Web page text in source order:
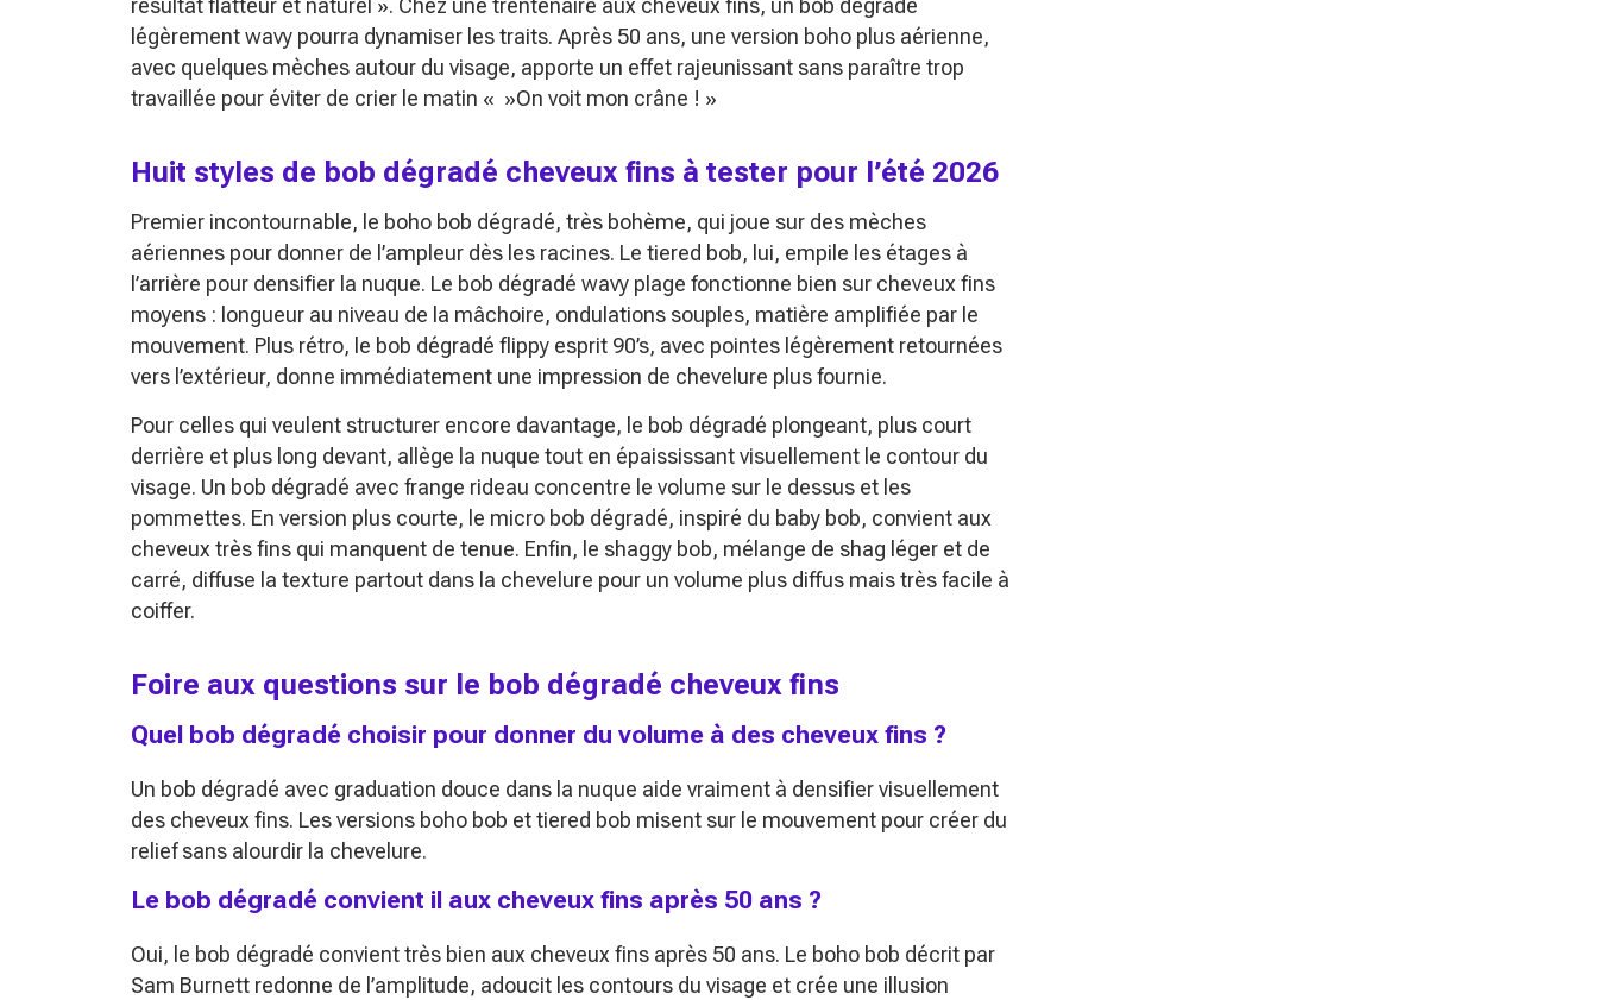
résultat flatteur et naturel ». Chez une trentenaire aux cheveux fins, un bob dégradé
légèrement wavy pourra dynamiser les traits. Après 50 ans, une version boho plus aérienne,
avec quelques mèches autour du visage, apporte un effet rajeunissant sans paraître trop
travaillée pour éviter de crier le matin « »On voit mon crâne ! »
Huit styles de bob dégradé cheveux fins à tester pour l’été 2026
Premier incontournable, le boho bob dégradé, très bohème, qui joue sur des mèches
aériennes pour donner de l’ampleur dès les racines. Le tiered bob, lui, empile les étages à
l’arrière pour densifier la nuque. Le bob dégradé wavy plage fonctionne bien sur cheveux fins
moyens : longueur au niveau de la mâchoire, ondulations souples, matière amplifiée par le
mouvement. Plus rétro, le bob dégradé flippy esprit 90’s, avec pointes légèrement retournées
vers l’extérieur, donne immédiatement une impression de chevelure plus fournie.
Pour celles qui veulent structurer encore davantage, le bob dégradé plongeant, plus court
derrière et plus long devant, allège la nuque tout en épaississant visuellement le contour du
visage. Un bob dégradé avec frange rideau concentre le volume sur le dessus et les
pommettes. En version plus courte, le micro bob dégradé, inspiré du baby bob, convient aux
cheveux très fins qui manquent de tenue. Enfin, le shaggy bob, mélange de shag léger et de
carré, diffuse la texture partout dans la chevelure pour un volume plus diffus mais très facile à
coiffer.
Foire aux questions sur le bob dégradé cheveux fins
Quel bob dégradé choisir pour donner du volume à des cheveux fins ?
Un bob dégradé avec graduation douce dans la nuque aide vraiment à densifier visuellement
des cheveux fins. Les versions boho bob et tiered bob misent sur le mouvement pour créer du
relief sans alourdir la chevelure.
Le bob dégradé convient il aux cheveux fins après 50 ans ?
Oui, le bob dégradé convient très bien aux cheveux fins après 50 ans. Le boho bob décrit par
Sam Burnett redonne de l’amplitude, adoucit les contours du visage et crée une illusion